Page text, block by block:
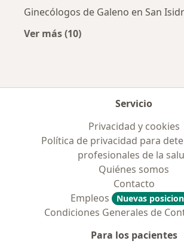
Ginecólogos de Galeno en San
Ver más (10)
Servicio
Privacidad y cookies
Política de privacidad para
profesionales de la
Quiénes somos
Contacto
Empleos
Nuevas
Condiciones Generales de
Para los pacientes